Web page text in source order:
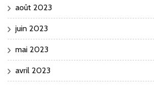
août 2023
juin 2023
mai 2023
avril 2023